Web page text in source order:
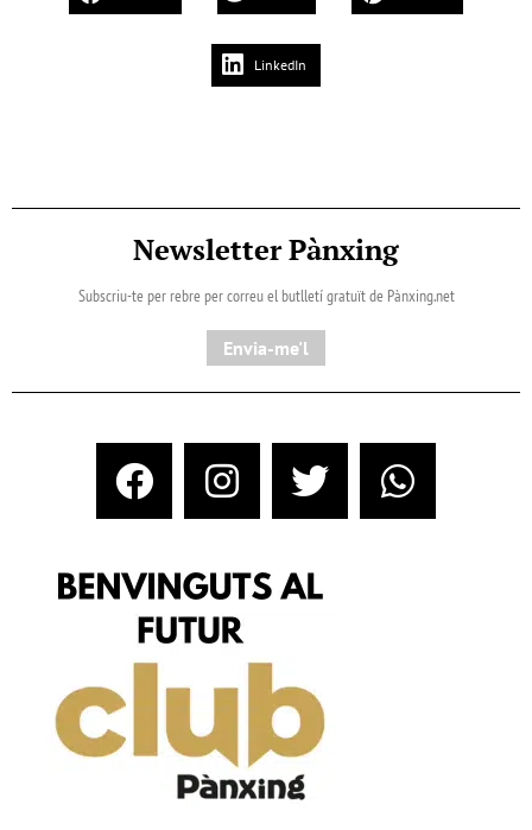
LinkedIn
Newsletter Pànxing
Subscriu-te per rebre per correu el butlletí gratuït de Pànxing.net​
Envia-me'l